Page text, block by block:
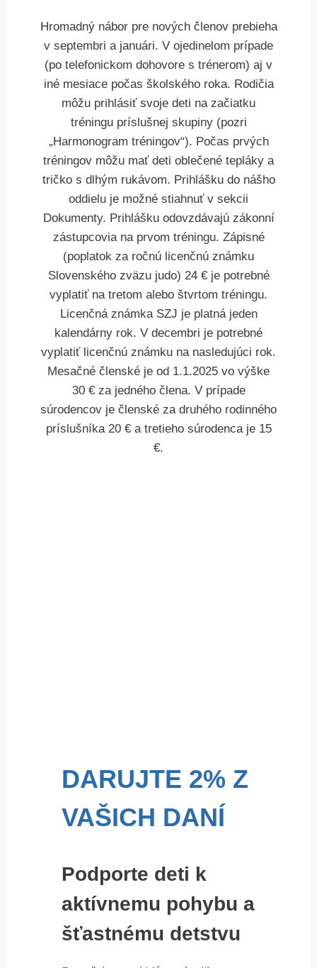
Hromadný nábor pre nových členov prebieha
v septembri a januári. V ojedinelom prípade
(po telefonickom dohovore s trénerom) aj v
iné mesiace počas školského roka. Rodičia
môžu prihlásiť svoje deti na začiatku
tréningu príslušnej skupiny (pozri
„Harmonogram tréningov“). Počas prvých
tréningov môžu mať deti oblečené tepláky a
tričko s dlhým rukávom. Prihlášku do nášho
oddielu je možné stiahnuť v sekcii
Dokumenty. Prihlášku odovzdávajú zákonní
zástupcovia na prvom tréningu. Zápisné
(poplatok za ročnú licenčnú známku
Slovenského zväzu judo) 24 € je potrebné
vyplatiť na tretom alebo štvrtom tréningu.
Licenčná známka SZJ je platná jeden
kalendárny rok. V decembri je potrebné
vyplatiť licenčnú známku na nasledujúci rok.
Mesačné členské je od 1.1.2025 vo výške
30 € za jedného člena. V prípade
súrodencov je členské za druhého rodinného
príslušníka 20 € a tretieho súrodenca je 15
€.
DARUJTE 2% Z
VAŠICH DANÍ
Podporte deti k
aktívnemu pohybu a
šťastnému detstvu